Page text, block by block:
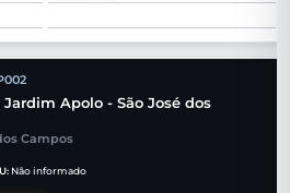
Apolo - São José dos
Campos
Não informado